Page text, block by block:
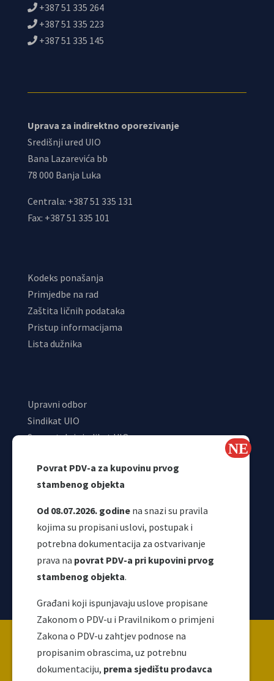
Povrat PDV-a za kupovinu prvog
stambenog objekta
Od 08.07.2026. godine na snazi su pravila
kojima su propisani uslovi, postupak i
potrebna dokumentacija za ostvarivanje
prava na povrat PDV-a pri kupovini prvog
stambenog objekta.
Građani koji ispunjavaju uslove propisane
Zakonom o PDV-u i Pravilnikom o primjeni
Zakona o PDV-u zahtjev podnose na
propisanim obrascima, uz potrebnu
dokumentaciju, prema sjedištu prodavca
+387 51 335 264
+387 51 335 223
+387 51 335 145
Uprava za indirektno oporezivanje
Središnji ured UIO
Bana Lazarevića bb
78 000 Banja Luka
Centrala: +387 51 335 131
Fax: +387 51 335 101
Kodeks ponašanja
Primjedbe na rad
Zaštita ličnih podataka
Pristup informacijama
Lista dužnika
Upravni odbor
Sindikat UIO
Samostalni sindikat UIO
Odjeljenje za makroekonomsku analizu
Korisni linkovi
Copyright ©2026 Uprava za indirektno / neizravno
oporezivanje BiH